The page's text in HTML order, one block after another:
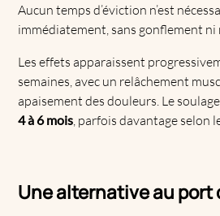
Aucun temps d’éviction n’est
immédiatement, sans gonflement ni
Les effets apparaissent
semaines, avec un relâchement
apaisement des douleurs. Le
4 à 6 mois , parfois davantage selon
Une alternative au port